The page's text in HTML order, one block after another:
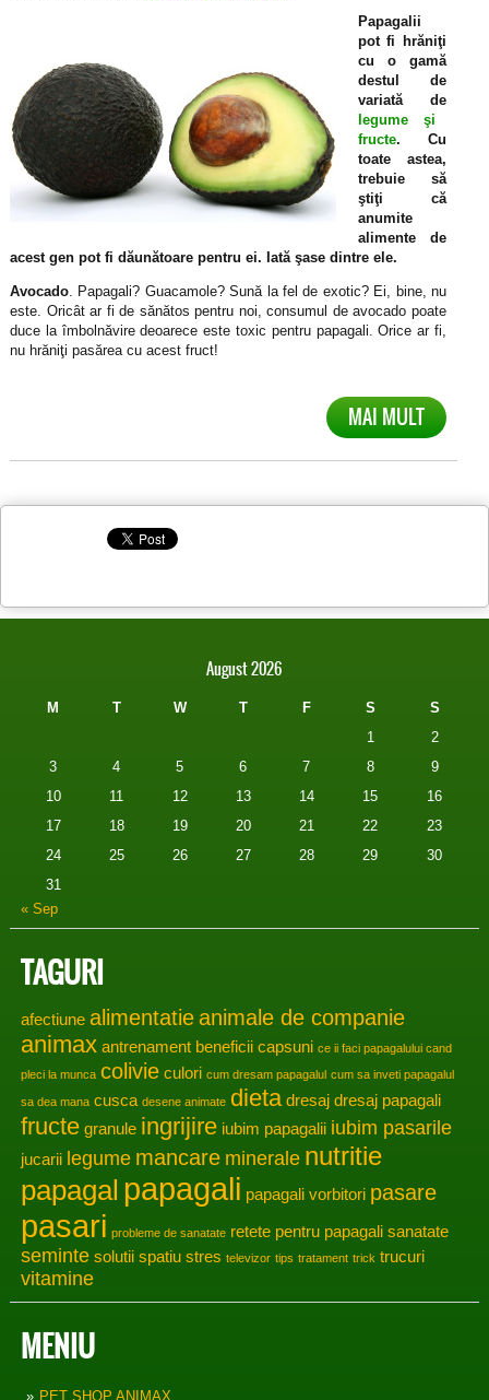
Papagalii
pot fi hrăniţi
cu o gamă
destul de
variată de
legume şi
fructe. Cu
toate astea,
trebuie să
ştiţi că
anumite
alimente de
acest gen pot fi dăunătoare pentru ei. Iată şase dintre ele.
Avocado. Papagali? Guacamole? Sună la fel de exotic? Ei, bine, nu
este. Oricât ar fi de sănătos pentru noi, consumul de avocado poate
duce la îmbolnăvire deoarece este toxic pentru papagali. Orice ar fi,
nu hrăniţi pasărea cu acest fruct!
MAI MULT
August 2026
M T W T F S
S
1
2
3
4 5 6 7 8
9
10
11 12 13 14 15
16
17
18 19 20 21 22
23
24
25 26 27 28 29
30
31
« Sep
TAGURI
afectiune alimentatieanimale de companie
animax antrenament beneficii capsuni ce ii faci papagalului cand
pleci la munca colivie culori cum dresam papagalul cum sa inveti papagalul
sa dea mana cusca desene animate dieta dresaj dresaj papagali
fructe granule ingrijire iubim papagalii iubim pasarile
jucarii legume mancare minerale nutritie
papagal papagali papagali vorbitori pasare
pasari probleme de sanatate retete pentru papagali sanatate
seminte solutii spatiu stres televizor tips tratament trick trucuri
vitamine
MENIU
PET SHOP ANIMAX